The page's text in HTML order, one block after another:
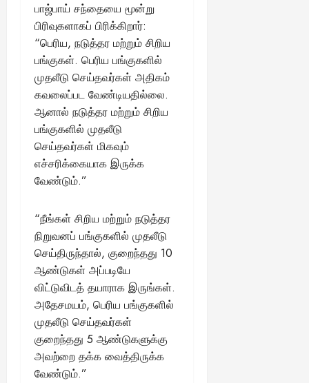
பாஜ்பாய் சந்தையை மூன்று
பிரிவுகளாகப் பிரிக்கிறார்:
“பெரிய, நடுத்தர மற்றும் சிறிய
பங்குகள். பெரிய பங்குகளில்
முதலீடு செய்தவர்கள் அதிகம்
கவலைப்பட வேண்டியதில்லை.
ஆனால் நடுத்தர மற்றும் சிறிய
பங்குகளில் முதலீடு
செய்தவர்கள் மிகவும்
எச்சரிக்கையாக இருக்க
வேண்டும்.”
“நீங்கள் சிறிய மற்றும் நடுத்தர
நிறுவனப் பங்குகளில் முதலீடு
செய்திருந்தால், குறைந்தது 10
ஆண்டுகள் அப்படியே
விட்டுவிடத் தயாராக இருங்கள்.
அதேசமயம், பெரிய பங்குகளில்
முதலீடு செய்தவர்கள்
குறைந்தது 5 ஆண்டுகளுக்கு
அவற்றை தக்க வைத்திருக்க
வேண்டும்.”